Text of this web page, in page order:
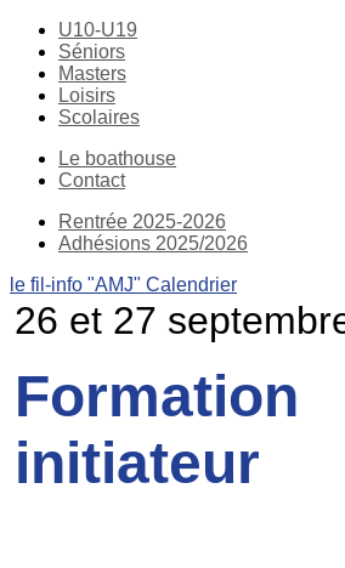
U10-U19
Séniors
Masters
Loisirs
Scolaires
Le boathouse
Contact
Rentrée 2025-2026
Adhésions 2025/2026
le fil-info "AMJ" Calendrier
26 et 27
Formation
initiateur